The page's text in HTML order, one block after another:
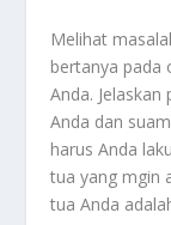
Melihat
bertanya pada
Anda.
Anda dan
harus Anda
tua yang mgin
tua Anda